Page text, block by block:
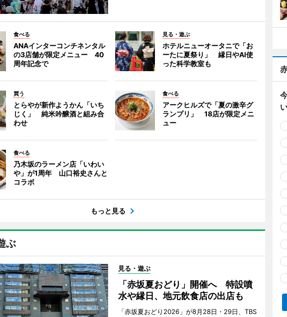
食べる
ANAインターコンチネンタル
の3店舗が限定メニュー 40
周年記念で
見る・遊ぶ
ホテルニューオータニで「お
ーたに夏祭り」 縁日やAI使
った科学教室も
買う
とらやが新作ようかん「いち
じく」 純米吟醸酒と組み合
わせ
食べる
アークヒルズで「夏の激辛グ
ランプリ」 18店が限定メニ
ュー
食べる
乃木坂のラーメン店「いわい
や」が1周年 山口裕史さんと
コラボ
もっと見る
ぶ
見る・遊ぶ
「赤坂夏おどり」開催へ 特設噴
水や縁日、地元飲食店の出店も
「赤坂夏おどり2026」が8月28日・29日、TBS